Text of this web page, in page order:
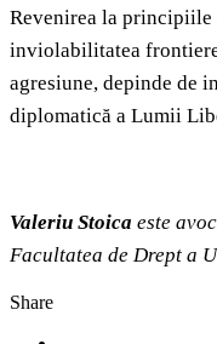
Revenirea la
inviolabilitatea
agresiune, depinde de
diplomatică a Lumii
Valeriu Stoica este
Facultatea de Drept a
Share